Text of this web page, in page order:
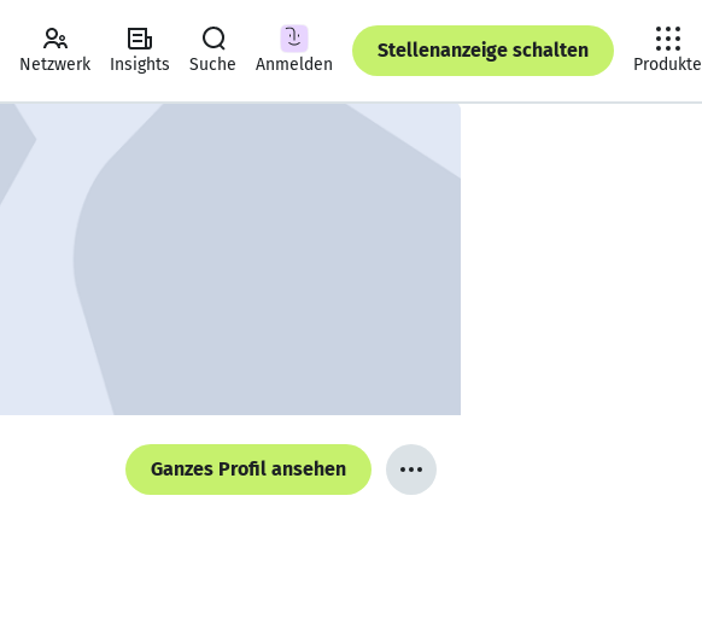
Netzwerk Insights Suche Anmelden
Stellenanzeige schalten
Produkte
Ganzes Profil ansehen